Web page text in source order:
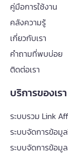
คู่มือการใช้งาน
คลังความรู้
เกี่ยวกับเรา
คำถามที่พบบ่อย
ติดต่อเรา
บริการของเรา
ระบบรวม Link
ระบบจัดการข้อมู
ระบบจัดการข้อมู